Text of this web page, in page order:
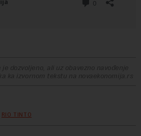
dozvoljeno, ali uz obavezno navođenje
ka izvornom tekstu na novaekonomija.rs
RIO TINTO